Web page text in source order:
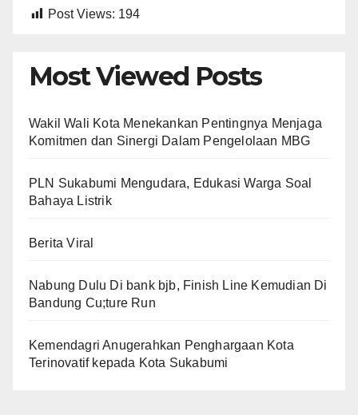
Post Views: 194
Most Viewed Posts
Wakil Wali Kota Menekankan Pentingnya Menjaga
Komitmen dan Sinergi Dalam Pengelolaan MBG
PLN Sukabumi Mengudara, Edukasi Warga Soal
Bahaya Listrik
Berita Viral
Nabung Dulu Di bank bjb, Finish Line Kemudian Di
Bandung Cu;ture Run
Kemendagri Anugerahkan Penghargaan Kota
Terinovatif kepada Kota Sukabumi